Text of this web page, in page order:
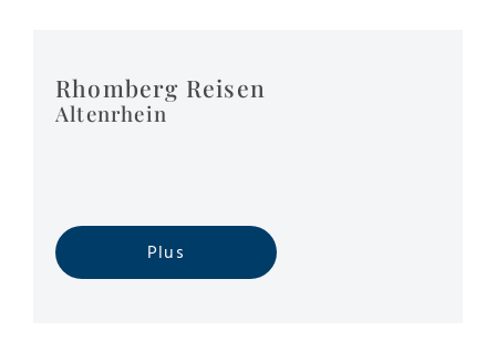
Rhomberg Reisen
Altenrhein
Plus